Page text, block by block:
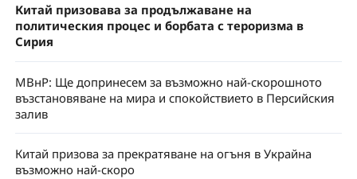
Китай призовава за продължаване на
политическия процес и борбата с тероризма в
Сирия
МВнР: Ще допринесем за възможно най-скорошното
възстановяване на мира и спокойствието в Персийския
залив
Китай призова за прекратяване на огъня в Украйна
възможно най-скоро